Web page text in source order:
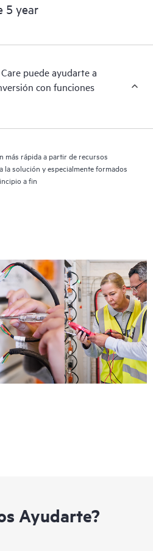
de las versiones de
recomendaciones para que tu
Proactive Care permanezca
Recibirás un análisis
a identificar y resolver los
de incidentes para ayudarte
los problemas y evitar que estos
5 year
puede ayudarte a
con funciones
más rápida a partir de recursos
la solución y especialmente formados
a fin
Ayudarte?